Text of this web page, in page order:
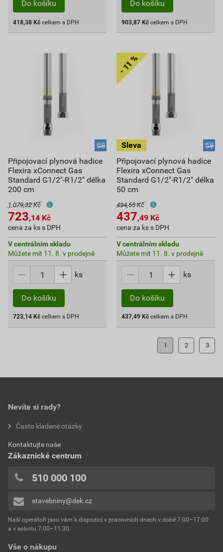
Do košíku
418,38 Kč celkem s DPH
Do košíku
903,87 Kč celkem s DPH
Připojovací plynová hadice
Flexira xConnect Gas
Standard G1/2"-R1/2" délka
200 cm
1 079,32 Kč
723,14 Kč
cena za ks s DPH
V centrálním skladu
Můžete mít 11. 8. v prodejně
ks
Do košíku
723,14 Kč celkem s DPH
Připojovací plynová hadice
Flexira xConnect Gas
Standard G1/2"-R1/2" délka
50 cm
494,55 Kč
437,49 Kč
cena za ks s DPH
V centrálním skladu
Můžete mít 11. 8. v prodejně
ks
Do košíku
437,49 Kč celkem s DPH
1 2 3
Vše o nákupu
Nevíte si rady?
Často kladené otázky
Kontaktujte naše
Zákaznické centrum
510 000 100
stavebniny@dek.cz
Naši operátoři jsou vám k dispozici v pracovních dnech v době 7:00–17:00
a v sobotu 7:00–11:30.